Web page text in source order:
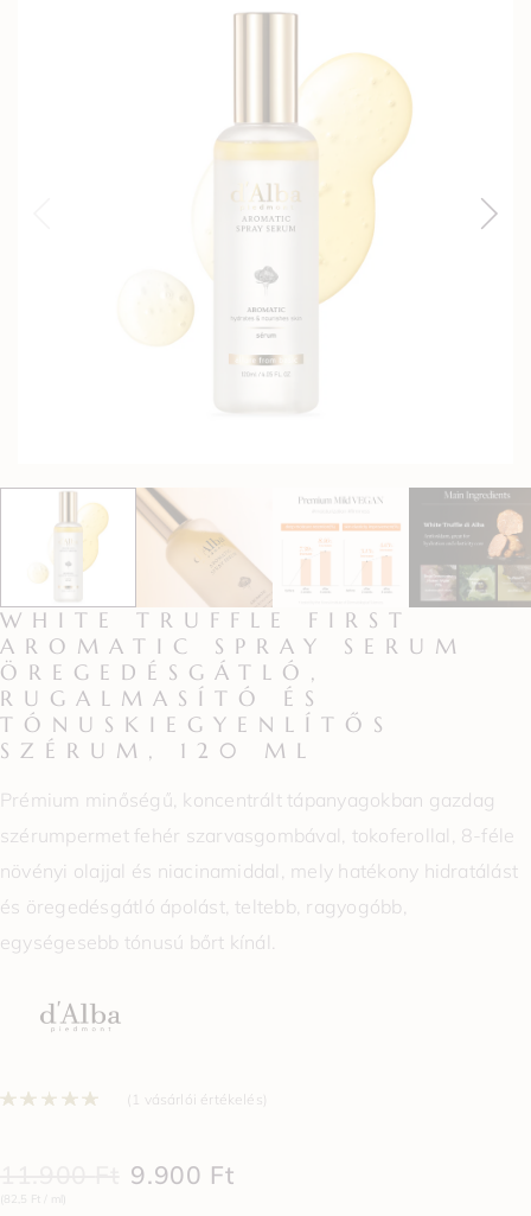
WHITE TRUFFLE FIRST
AROMATIC SPRAY SERUM
ÖREGEDÉSGÁTLÓ,
RUGALMASÍTÓ ÉS
TÓNUSKIEGYENLÍTŐS
SZÉRUM, 120 ML
Prémium minőségű, koncentrált tápanyagokban gazdag
szérumpermet fehér szarvasgombával, tokoferollal, 8-féle
növényi olajjal és niacinamiddal, mely hatékony hidratálást
és öregedésgátló ápolást, teltebb, ragyogóbb,
egységesebb tónusú bőrt kínál.
Értékelés5.00az 5-ből,
( 1 vásárlói értékelés)
9.900 Ft
(82,5 Ft / ml)